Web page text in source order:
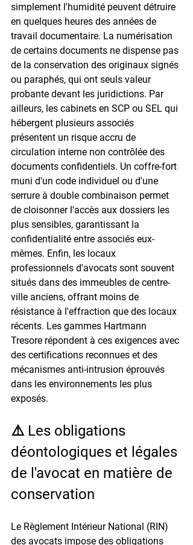
simplement l'humidité peuvent détruire
en quelques heures des années de
travail documentaire. La numérisation
de certains documents ne dispense pas
de la conservation des originaux signés
ou paraphés, qui ont seuls valeur
probante devant les juridictions. Par
ailleurs, les cabinets en SCP ou SEL qui
hébergent plusieurs associés
présentent un risque accru de
circulation interne non contrôlée des
documents confidentiels. Un coffre-fort
muni d'un code individuel ou d'une
serrure à double combinaison permet
de cloisonner l'accès aux dossiers les
plus sensibles, garantissant la
confidentialité entre associés eux-
mêmes. Enfin, les locaux
professionnels d'avocats sont souvent
situés dans des immeubles de centre-
ville anciens, offrant moins de
résistance à l'effraction que des locaux
récents. Les gammes Hartmann
Tresore répondent à ces exigences avec
des certifications reconnues et des
mécanismes anti-intrusion éprouvés
dans les environnements les plus
exposés.
⚠️ Les obligations
déontologiques et légales
de l'avocat en matière de
conservation
Le Règlement Intérieur National (RIN)
des avocats impose des obligations